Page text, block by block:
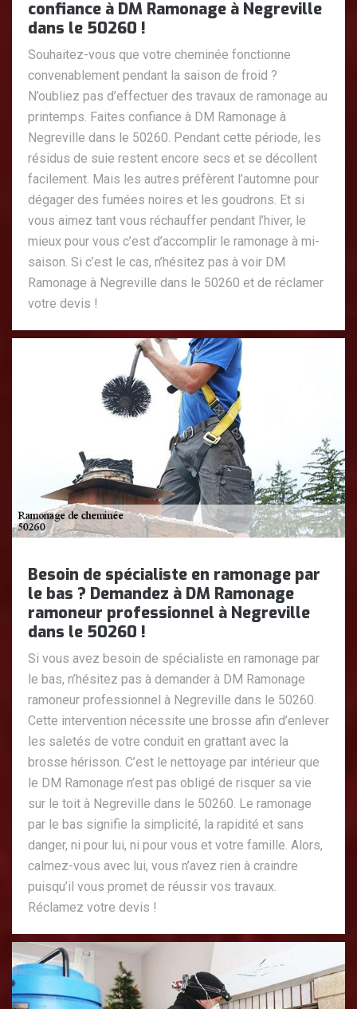
confiance à DM Ramonage à Negreville
dans le 50260 !
Souhaitez-vous que votre cheminée fonctionne
convenablement pendant la saison de froid ?
N’oubliez pas d’effectuer des travaux de ramonage au
printemps. Faites confiance à DM Ramonage à
Negreville dans le 50260. Pendant cette période, les
résidus de suie restent encore secs et se décollent
facilement. Mais les autres préfèrent l’automne pour
dégager des fumées noires et les goudrons. Et si
vous aimez tant vous réchauffer pendant l’hiver, le
mieux pour vous c’est d’accomplir le ramonage à mi-
saison. Si c’est le cas, n’hésitez pas à voir DM
Ramonage à Negreville dans le 50260 et de réclamer
votre devis !
Besoin de spécialiste en ramonage par
le bas ? Demandez à DM Ramonage
ramoneur professionnel à Negreville
dans le 50260 !
Si vous avez besoin de spécialiste en ramonage par
le bas, n’hésitez pas à demander à DM Ramonage
ramoneur professionnel à Negreville dans le 50260.
Cette intervention nécessite une brosse afin d’enlever
les saletés de votre conduit en grattant avec la
brosse hérisson. C’est le nettoyage par intérieur que
le DM Ramonage n’est pas obligé de risquer sa vie
sur le toit à Negreville dans le 50260. Le ramonage
par le bas signifie la simplicité, la rapidité et sans
danger, ni pour lui, ni pour vous et votre famille. Alors,
calmez-vous avec lui, vous n’avez rien à craindre
puisqu’il vous promet de réussir vos travaux.
Réclamez votre devis !